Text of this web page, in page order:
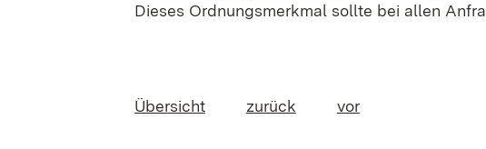
Dieses Ordnungsmerkmal sollte bei allen
Übersicht zurück vor